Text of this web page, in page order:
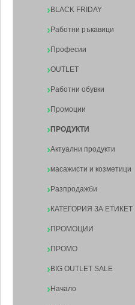
BLACK FRIDAY
Работни ръкавици
Професии
OUTLET
Работни обувки
Промоции
ПРОДУКТИ
Актуални продукти
масажисти и козметици
Разпродажби
КАТЕГОРИЯ ЗА ЕТИКЕТ
ПРОМОЦИИ
ПРОМО
BIG OUTLET SALE
Начало